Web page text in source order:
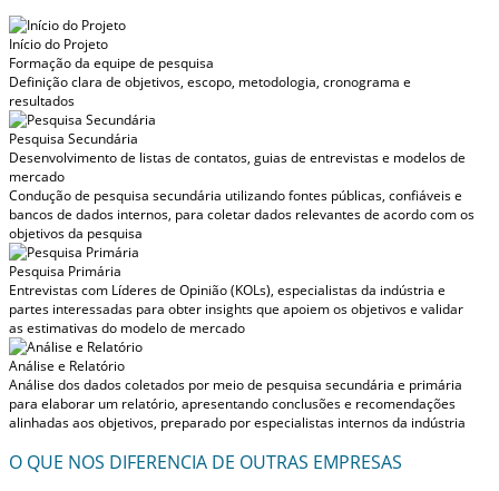
Início do Projeto
Formação da equipe de pesquisa
Definição clara de objetivos, escopo, metodologia, cronograma e
resultados
Pesquisa Secundária
Desenvolvimento de listas de contatos, guias de entrevistas e modelos de
mercado
Condução de pesquisa secundária utilizando fontes públicas, confiáveis e
bancos de dados internos, para coletar dados relevantes de acordo com os
objetivos da pesquisa
Pesquisa Primária
Entrevistas com Líderes de Opinião (KOLs), especialistas da indústria e
partes interessadas para obter insights que apoiem os objetivos e validar
as estimativas do modelo de mercado
Análise e Relatório
Análise dos dados coletados por meio de pesquisa secundária e primária
para elaborar um relatório, apresentando conclusões e recomendações
alinhadas aos objetivos, preparado por especialistas internos da indústria
O QUE NOS DIFERENCIA DE OUTRAS EMPRESAS